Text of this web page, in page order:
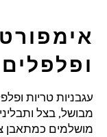
עגבניות טריות
מבושל, בצל
מושלמים כמתאבן